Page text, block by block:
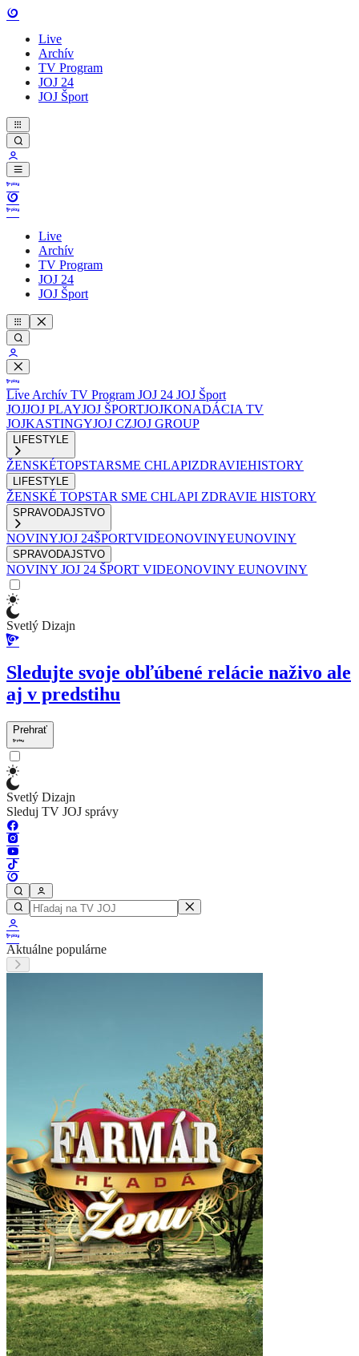
Live
Archív
TV Program
JOJ 24
JOJ Šport
Live
Archív
TV Program
JOJ 24
JOJ Šport
Live Archív TV Program JOJ 24 JOJ Šport
JOJJOJ PLAYJOJ ŠPORTJOJKONADÁCIA TV
JOJKASTINGYJOJ CZJOJ GROUP
LIFESTYLE
ŽENSKÉTOPSTARSME CHLAPIZDRAVIEHISTORY
LIFESTYLE
ŽENSKÉ TOPSTAR SME CHLAPI ZDRAVIE HISTORY
SPRAVODAJSTVO
NOVINYJOJ 24ŠPORTVIDEONOVINYEUNOVINY
SPRAVODAJSTVO
NOVINY JOJ 24 ŠPORT VIDEONOVINY EUNOVINY
Svetlý Dizajn
Sledujte svoje obľúbené relácie naživo ale
aj v predstihu
Prehrať
Svetlý Dizajn
Sleduj TV JOJ správy
Aktuálne populárne